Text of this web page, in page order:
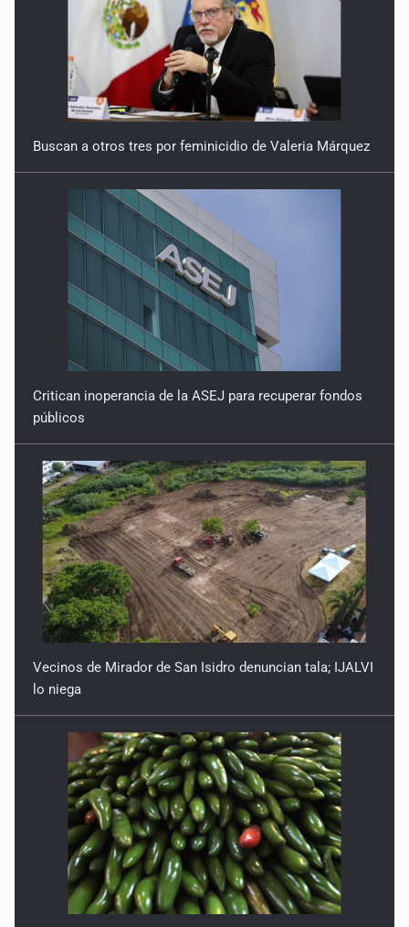
Buscan a otros tres por feminicidio de Valeria Márquez
Critican inoperancia de la ASEJ para recuperar fondos
públicos
Vecinos de Mirador de San Isidro denuncian tala; IJALVI
lo niega